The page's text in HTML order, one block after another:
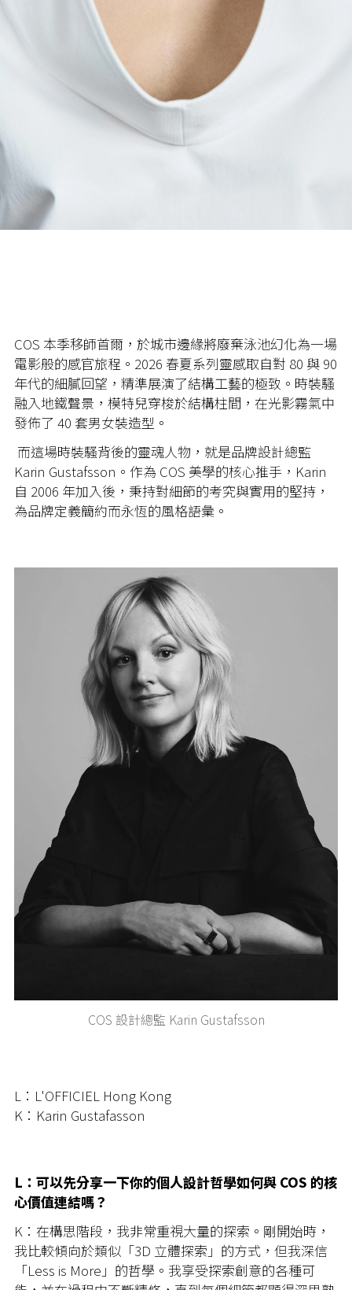
COS 本季移師首爾，於城市邊緣將廢棄泳池幻化為一場
電影般的感官旅程。2026 春夏系列靈感取自對 80 與 90
年代的細膩回望，精準展演了結構工藝的極致。時裝騷
融入地鐵聲景，模特兒穿梭於結構柱間，在光影霧氣中
發佈了 40 套男女裝造型。
而這場時裝騷背後的靈魂人物，就是品牌設計總監
Karin Gustafsson。作為 COS 美學的核心推手，Karin
自 2006 年加入後，秉持對細節的考究與實用的堅持，
為品牌定義簡約而永恆的風格語彙。
COS 設計總監 Karin Gustafsson
L：L'OFFICIEL Hong Kong
K：Karin Gustafasson
L：可以先分享一下你的個人設計哲學如何與 COS 的核
心價值連結嗎？
K：在構思階段，我非常重視大量的探索。剛開始時，
我比較傾向於類似「3D 立體探索」的方式，但我深信
「Less is More」的哲學。我享受探索創意的各種可